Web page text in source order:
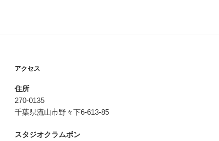
アクセス
住所
270-0135
千葉県流山市野々下6-613-85
スタジオクラムボン